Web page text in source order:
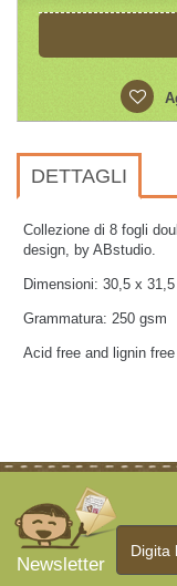
DETTAGLI
Collezione di 8 fogli
design, by ABstudio.
Dimensioni: 30,5 x
Grammatura: 250 gsm
Acid free and lignin free
Newsletter